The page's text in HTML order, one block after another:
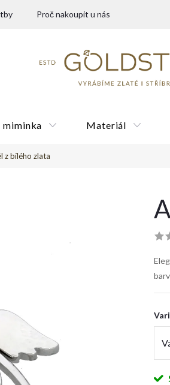
Proč nakoupit u nás
miminka Materiál
z bílého zlata